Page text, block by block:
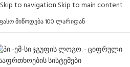
Skip to navigation Skip to main content
მიწოდება 100 ლარიდან